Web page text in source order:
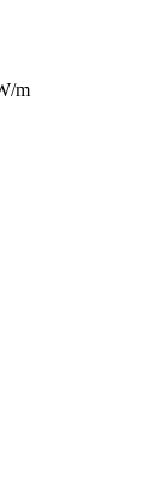
m